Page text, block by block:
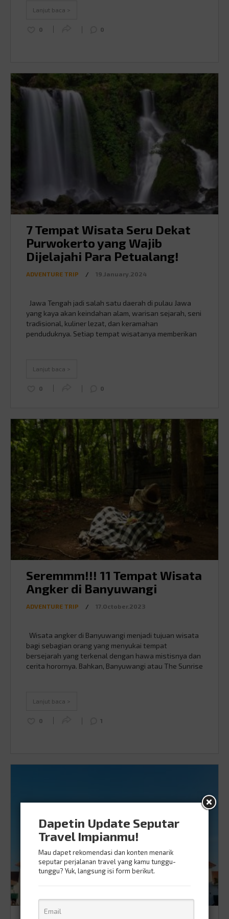
seru …
Lanjut baca >
0 0
7 Tempat Wisata Seru Dekat
Purwokerto yang Wajib
Dijelajahi Para Petualang!
ADVENTURE TRIP / 19.January.2024
Jawa Tengah jadi salah satu daerah di pulau Jawa
yang kaya akan keindahan alam, warisan sejarah, seni
tradisional, kuliner lezat, dan keramahan
penduduknya. Setiap tempat wisatanya memberikan
ada 7 tempat wisata dekat Purwokerto yang …
Continued
Lanjut baca >
0 0
Seremmm!!! 11 Tempat Wisata
Angker di Banyuwangi
ADVENTURE TRIP / 17.October.2023
Wisata angker di Banyuwangi menjadi tujuan wisata
bagi sebagian orang yang menyukai tempat
bersejarah yang terkenal dengan hawa mistisnya dan
cerita horornya. Bahkan, Banyuwangi atau The Sunrise
Banyuwangi Pulau Merah Sumber …
Lanjut baca >
0 1
Dapetin Update Seputar
Travel Impianmu!
Mau dapet rekomendasi dan konten menarik
seputar perjalanan travel yang kamu tunggu-
tunggu? Yuk, langsung isi form berikut.